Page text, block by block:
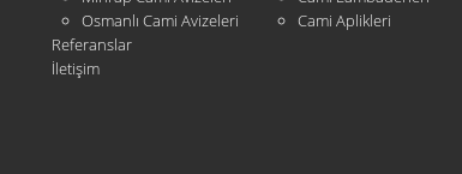
Osmanlı Cami Avizeleri
Cami Aplikleri
Referanslar
İletişim